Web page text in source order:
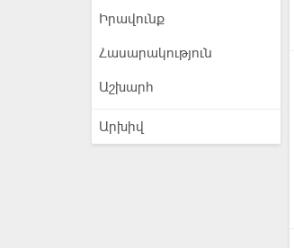
Իրավունք
Հասարակություն
Աշխարհ
Արխիվ